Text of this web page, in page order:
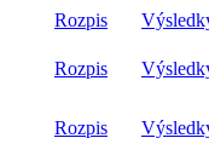
Rozpis
Rozpis
Rozpis